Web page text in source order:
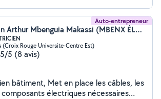
Auto-entrepreneur
Berlin Arthur Mbenguia Makassi (MBENX ÉLECTRICITÉ)
(Croix Rouge Universite-Centre Est)
5 (8 avis)
bâtiment, Met en place les câbles, les
électriques nécessaires